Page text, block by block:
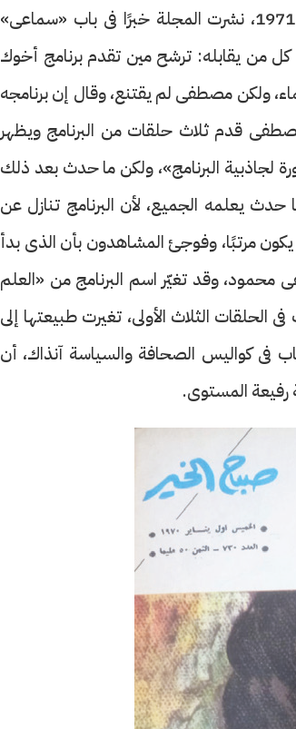
ففى عدد مجلة «صباح الخير» الصادر فى 22 يوليو سنة 1971، نشرت المجلة خبرًا فى باب «سماعى»
من يقابله: ترشح مين تقدم برنامج أخوك
ولكن مصطفى لم يقتنع، وقال إن برنامجه
قدم ثلاث حلقات من البرنامج ويظهر
لجاذبية البرنامج»، ولكن ما حدث بعد ذلك
حدث يعلمه الجميع، لأن البرنامج تنازل عن
مرتبًا، وفوجئ المشاهدون بأن الذى بدأ
محمود، وقد تغيّر اسم البرنامج من «العلم
الحلقات الثلاث الأولى، تغيرت طبيعتها إلى
فى كواليس الصحافة والسياسة آنذاك، أن
رفيعة المستوى.